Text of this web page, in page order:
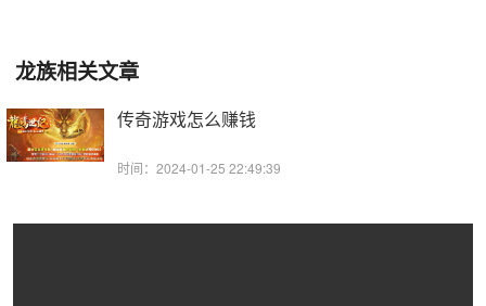
龙族相关文章
传奇游戏怎么赚钱
时间：2024-01-25 22:49:39